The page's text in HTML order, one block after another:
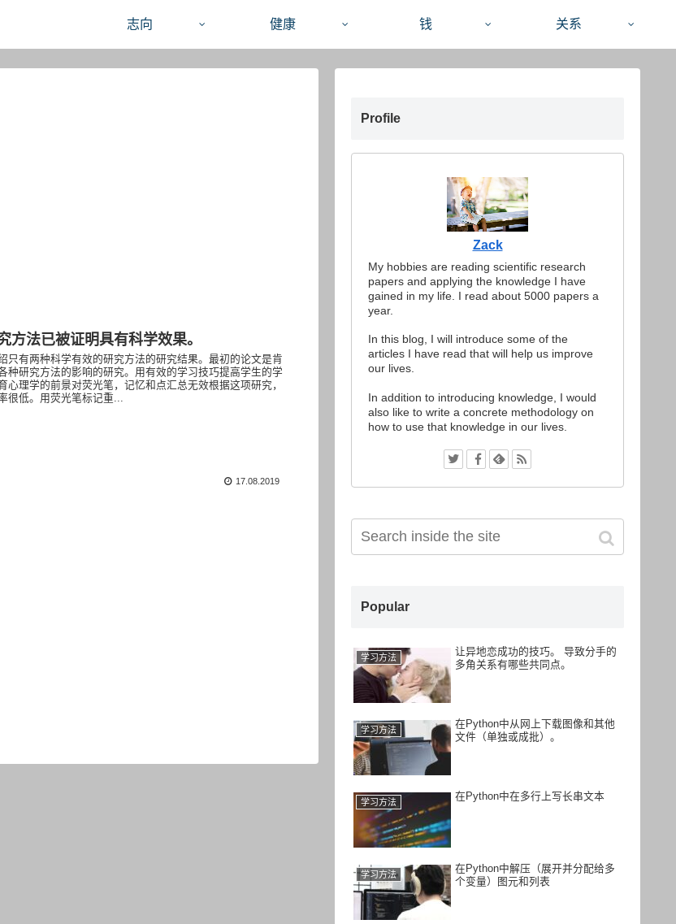
志向 健康 钱 关系
方法已被证明具有科学效果。
只有两种科学有效的研究方法的研究结果。最初的论文是肯
种研究方法的影响的研究。用有效的学习技巧提高学生的学
心理学的前景对荧光笔，记忆和点汇总无效根据这项研究，
很低。用荧光笔标记重...
17.08.2019
Profile
Zack
My hobbies are reading scientific research
papers and applying the knowledge I have
gained in my life. I read about 5000 papers a
year.
In this blog, I will introduce some of the
articles I have read that will help us improve
our lives.
In addition to introducing knowledge, I would
also like to write a concrete methodology on
how to use that knowledge in our lives.
Popular
学习方法
让异地恋成功的技巧。 导致分手的
多角关系有哪些共同点。
学习方法
在Python中从网上下载图像和其他
文件（单独或成批）。
学习方法
在Python中在多行上写长串文本
学习方法
在Python中解压（展开并分配给多
个变量）图元和列表